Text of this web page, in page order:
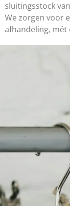
sluitingsstock
We zorgen voor
afhandeling, mét